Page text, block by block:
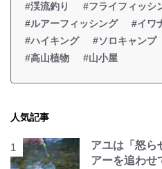
#渓流釣り
#フライフィッシ
#ルアーフィッシング
#イワ
#ハイキング
#ソロキャンプ
#高山植物
#山小屋
人気記事
アユは「怒ら
アーを追わせ